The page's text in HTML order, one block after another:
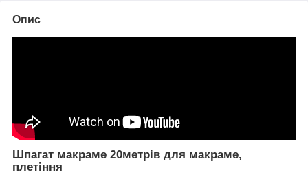
Опис
Шпагат макраме 20метрів для макраме,
плетіння